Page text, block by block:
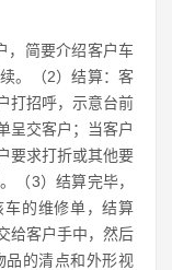
，简要介绍客户车
。（2）结算：客
打招呼，示意台前
呈交客户；当客户
要求打折或其他要
（3）结算完毕，
车的维修单，结算
给客户手中，然后
品的清点和外形视